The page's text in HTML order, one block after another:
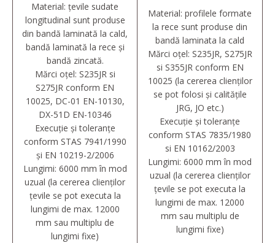
Material: țevile sudate
longitudinal sunt produse
din bandă laminată la cald,
bandă laminată la rece și
bandă zincată.
Mărci oțel: S235JR si
S275JR conform EN
10025, DC-01 EN-10130,
DX-51D EN-10346
Execuție și toleranțe
conform STAS 7941/1990
și EN 10219-2/2006
Lungimi: 6000 mm în mod
uzual (la cererea clienților
țevile se pot executa la
lungimi de max. 12000
mm sau multiplu de
lungimi fixe)
Material: profilele formate
la rece sunt produse din
bandă laminata la cald
Mărci oțel: S235JR, S275JR
si S355JR conform EN
10025 (la cererea clienților
se pot folosi și calitățile
JRG, JO etc.)
Execuție și toleranțe
conform STAS 7835/1980
si EN 10162/2003
Lungimi: 6000 mm în mod
uzual (la cererea clienților
țevile se pot executa la
lungimi de max. 12000
mm sau multiplu de
lungimi fixe)